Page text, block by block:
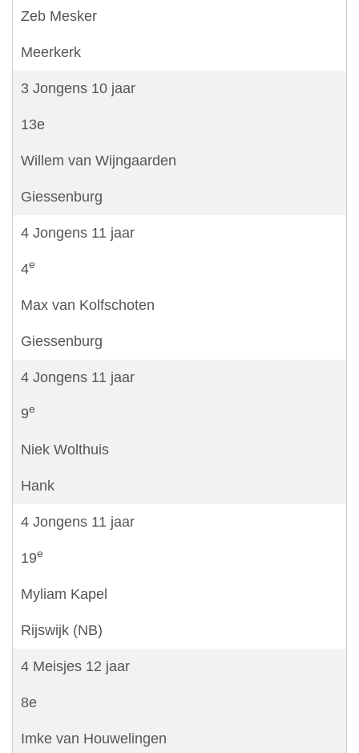
Zeb Mesker
Meerkerk
3 Jongens 10 jaar
13e
Willem van Wijngaarden
Giessenburg
4 Jongens 11 jaar
4e
Max van Kolfschoten
Giessenburg
4 Jongens 11 jaar
9e
Niek Wolthuis
Hank
4 Jongens 11 jaar
19e
Myliam Kapel
Rijswijk (NB)
4 Meisjes 12 jaar
8e
Imke van Houwelingen